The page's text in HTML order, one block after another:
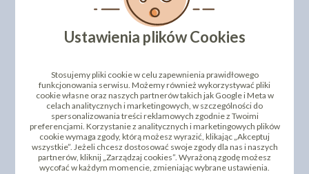
Ustawienia plików Cookies
Stosujemy pliki cookie w celu zapewnienia prawidłowego
funkcjonowania serwisu. Możemy również wykorzystywać pliki
cookie własne oraz naszych partnerów takich jak Google i Meta w
celach analitycznych i marketingowych, w szczególności do
spersonalizowania treści reklamowych zgodnie z Twoimi
preferencjami. Korzystanie z analitycznych i marketingowych plików
cookie wymaga zgody, którą możesz wyrazić, klikając „Akceptuj
wszystkie”. Jeżeli chcesz dostosować swoje zgody dla nas i naszych
partnerów, kliknij „Zarządzaj cookies”. Wyrażoną zgodę możesz
wycofać w każdym momencie, zmieniając wybrane ustawienia.